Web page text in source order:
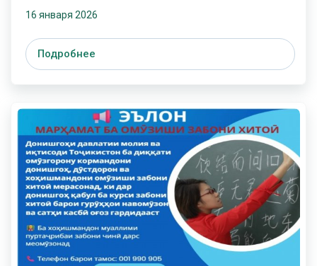
суботи минтақавӣ”
16 января 2026
Подробнее